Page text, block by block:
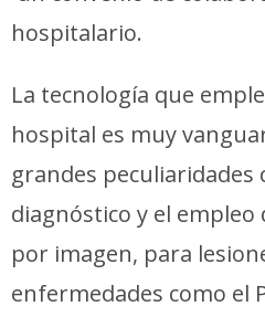
hospitalario.
La tecnología que
hospital es muy
grandes peculiaridades
diagnóstico y el empleo
por imagen, para
enfermedades como el